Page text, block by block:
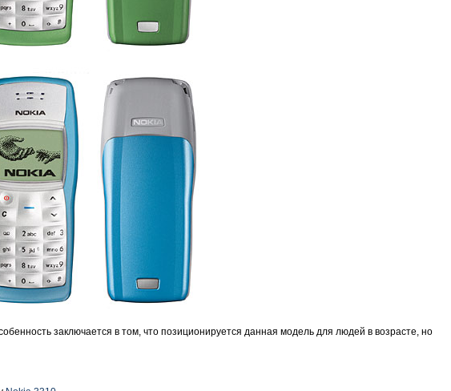
заключается в том, что позиционируется данная модель для людей в возрасте, но